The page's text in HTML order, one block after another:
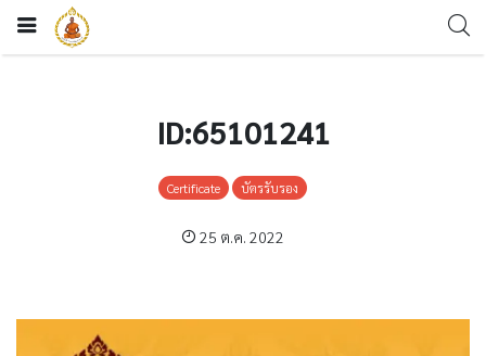
ID:65101241
Certificate บัตรรับรอง
25 ต.ค. 2022